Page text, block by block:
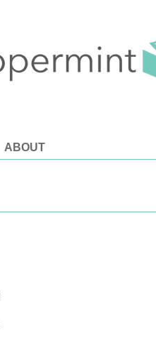
ABOUT